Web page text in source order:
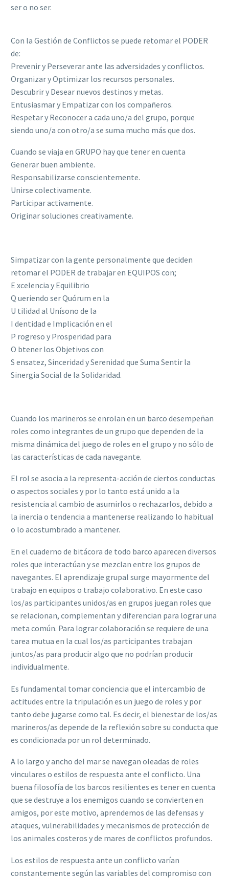
ser o no ser.
Con la Gestión de Conflictos se puede retomar el PODER
de:
Prevenir y Perseverar ante las adversidades y conflictos.
Organizar y Optimizar los recursos personales.
Descubrir y Desear nuevos destinos y metas.
Entusiasmar y Empatizar con los compañeros.
Respetar y Reconocer a cada uno/a del grupo, porque
siendo uno/a con otro/a se suma mucho más que dos.
Cuando se viaja en GRUPO hay que tener en cuenta
Generar buen ambiente.
Responsabilizarse conscientemente.
Unirse colectivamente.
Participar activamente.
Originar soluciones creativamente.
Simpatizar con la gente personalmente que deciden
retomar el PODER de trabajar en EQUIPOS con;
E xcelencia y Equilibrio
Q ueriendo ser Quórum en la
U tilidad al Unísono de la
I dentidad e Implicación en el
P rogreso y Prosperidad para
O btener los Objetivos con
S ensatez, Sinceridad y Serenidad que Suma Sentir la
Sinergia Social de la Solidaridad.
Cuando los marineros se enrolan en un barco desempeñan
roles como integrantes de un grupo que dependen de la
misma dinámica del juego de roles en el grupo y no sólo de
las características de cada navegante.
El rol se asocia a la representa-acción de ciertos conductas
o aspectos sociales y por lo tanto está unido a la
resistencia al cambio de asumirlos o rechazarlos, debido a
la inercia o tendencia a mantenerse realizando lo habitual
o lo acostumbrado a mantener.
En el cuaderno de bitácora de todo barco aparecen diversos
roles que interactúan y se mezclan entre los grupos de
navegantes. El aprendizaje grupal surge mayormente del
trabajo en equipos o trabajo colaborativo. En este caso
los/as participantes unidos/as en grupos juegan roles que
se relacionan, complementan y diferencian para lograr una
meta común. Para lograr colaboración se requiere de una
tarea mutua en la cual los/as participantes trabajan
juntos/as para producir algo que no podrían producir
individualmente.
Es fundamental tomar conciencia que el intercambio de
actitudes entre la tripulación es un juego de roles y por
tanto debe jugarse como tal. Es decir, el bienestar de los/as
marineros/as depende de la reflexión sobre su conducta que
es condicionada por un rol determinado.
A lo largo y ancho del mar se navegan oleadas de roles
vinculares o estilos de respuesta ante el conflicto. Una
buena filosofía de los barcos resilientes es tener en cuenta
que se destruye a los enemigos cuando se convierten en
amigos, por este motivo, aprendemos de las defensas y
ataques, vulnerabilidades y mecanismos de protección de
los animales costeros y de mares de conflictos profundos.
Los estilos de respuesta ante un conflicto varían
constantemente según las variables del compromiso con